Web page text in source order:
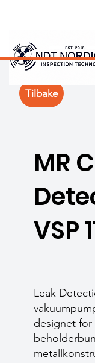
MR
VSP
Leak
designet for
Tilbake